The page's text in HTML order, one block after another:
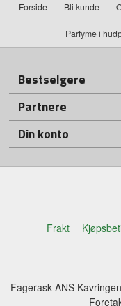
Forside Bli kunde
Parfyme i
Bestselgere
Partnere
Din konto
Frakt
Fagerask ANS